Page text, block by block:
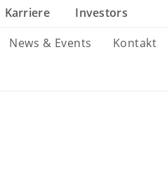
Karriere Investors
News & Events Kontakt